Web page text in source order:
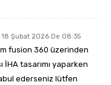
18 Şubat 2026 De 08:35
fusion 360 üzerinden
tasarımı yaparken
ederseniz lütfen